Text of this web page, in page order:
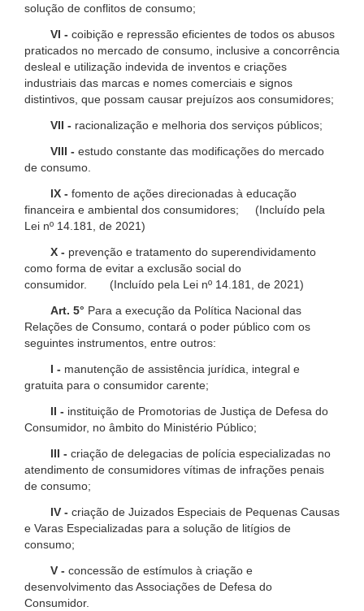
solução de conflitos de consumo;
VI - coibição e repressão eficientes de todos os abusos
praticados no mercado de consumo, inclusive a concorrência
desleal e utilização indevida de inventos e criações
industriais das marcas e nomes comerciais e signos
distintivos, que possam causar prejuízos aos consumidores;
VII - racionalização e melhoria dos serviços públicos;
VIII - estudo constante das modificações do mercado
de consumo.
IX - fomento de ações direcionadas à educação
financeira e ambiental dos consumidores; (Incluído pela
Lei nº 14.181, de 2021)
X - prevenção e tratamento do superendividamento
como forma de evitar a exclusão social do
consumidor. (Incluído pela Lei nº 14.181, de 2021)
Art. 5° Para a execução da Política Nacional das
Relações de Consumo, contará o poder público com os
seguintes instrumentos, entre outros:
I - manutenção de assistência jurídica, integral e
gratuita para o consumidor carente;
II - instituição de Promotorias de Justiça de Defesa do
Consumidor, no âmbito do Ministério Público;
III - criação de delegacias de polícia especializadas no
atendimento de consumidores vítimas de infrações penais
de consumo;
IV - criação de Juizados Especiais de Pequenas Causas
e Varas Especializadas para a solução de litígios de
consumo;
V - concessão de estímulos à criação e
desenvolvimento das Associações de Defesa do
Consumidor.